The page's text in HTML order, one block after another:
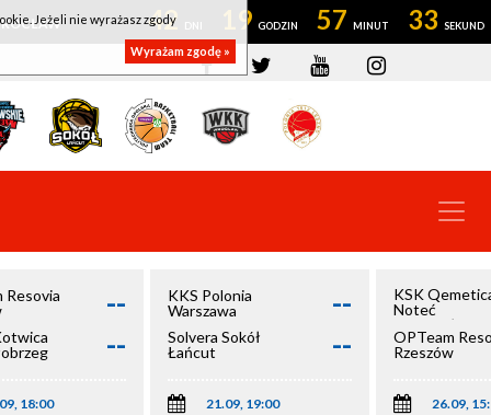
42 19 57 33
Resovia
--
--
18:00
KKS Polonia
Warszawa
--
Solvera Sokół
Łańcut
--
21.09, 19:00
KSK
Noteć
Inowrocław
OPTeam
Rzeszów
26.09,
Jeżeli nie wyrażasz zgody
Wyrażam zgodę »